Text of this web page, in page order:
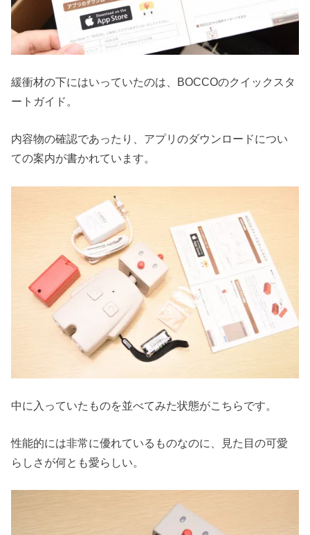
緩衝材の下にはいっていたのは、BOCCOのクイックスタ
ートガイド。
内容物の確認であったり、アプリのダウンロードについ
ての案内が書かれています。
中に入っていたものを並べてみた状態がこちらです。
性能的には非常に優れているものなのに、見た目の可愛
らしさが何とも愛らしい。